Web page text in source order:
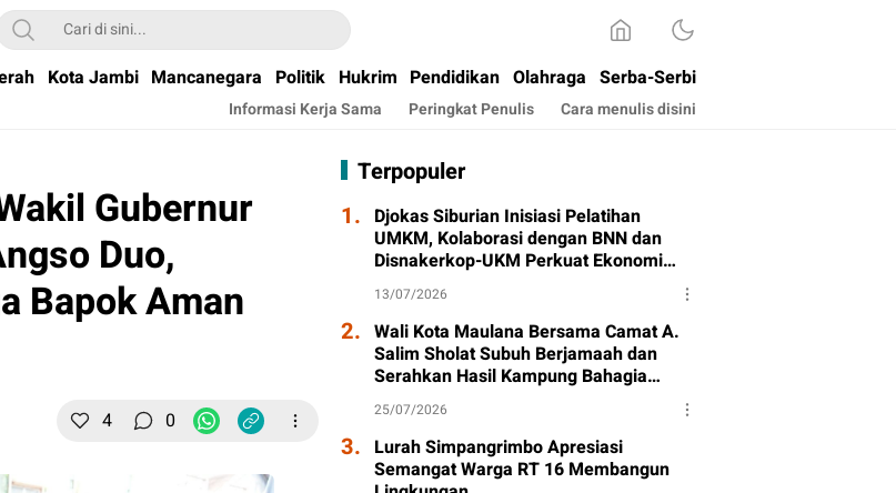
Kota Jambi Mancanegara Politik Hukrim Pendidikan Olahraga Serba-Serbi
Informasi Kerja Sama Peringkat Penulis Cara menulis disini
Gubernur
Duo,
Bapok Aman
4 0
Terpopuler
1. Djokas Siburian Inisiasi Pelatihan
UMKM, Kolaborasi dengan BNN dan
Disnakerkop-UKM Perkuat Ekonomi
Warga
13/07/2026
2. Wali Kota Maulana Bersama Camat A.
Salim Sholat Subuh Berjamaah dan
Serahkan Hasil Kampung Bahagia
Tahap I
25/07/2026
3. Lurah Simpangrimbo Apresiasi
Semangat Warga RT 16 Membangun